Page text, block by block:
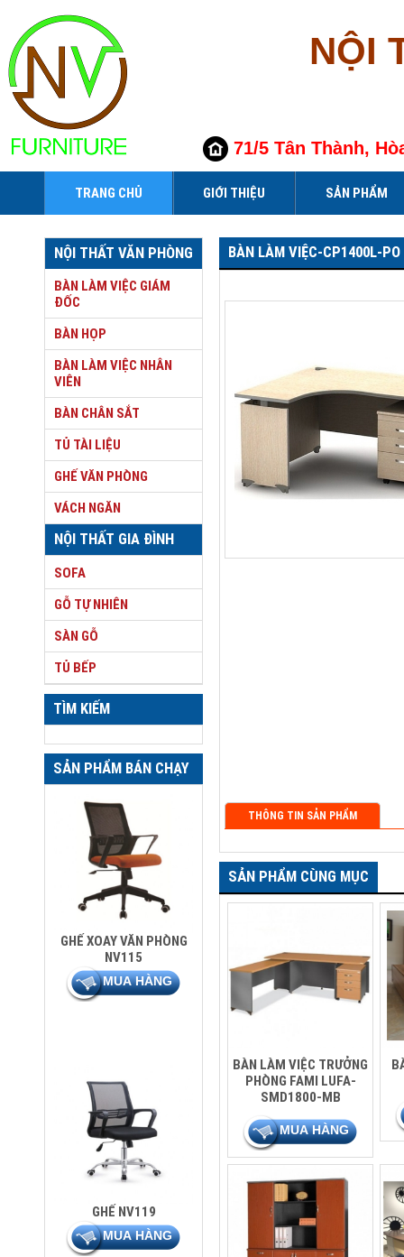
NỘI
71/5 Tân Thành,
TRANG CHỦ GIỚI THIỆU SẢN PHẨM
NỘI THẤT VĂN PHÒNG
BÀN LÀM VIỆC GIÁM
ĐỐC
BÀN HỌP
BÀN LÀM VIỆC NHÂN
VIÊN
BÀN CHÂN SẮT
TỦ TÀI LIỆU
GHẾ VĂN PHÒNG
VÁCH NGĂN
NỘI THẤT GIA ĐÌNH
SOFA
GỖ TỰ NHIÊN
SÀN GỖ
TỦ BẾP
TÌM KIẾM
SẢN PHẨM BÁN CHẠY
GHẾ XOAY VĂN PHÒNG
NV115
GHẾ NV119
BÀN LÀM VIỆC-CP1400L-PO
THÔNG TIN SẢN PHẨM
SẢN PHẨM CÙNG MỤC
BÀN LÀM VIỆC TRƯỞNG
PHÒNG FAMI LUFA-
SMD1800-MB